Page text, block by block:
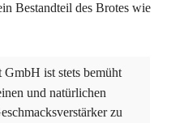
Bestandteil des Brotes wie
ist stets bemüht
und natürlichen
zu